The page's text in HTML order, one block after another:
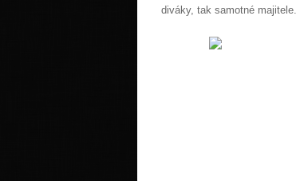
diváky, tak samotné majitele.